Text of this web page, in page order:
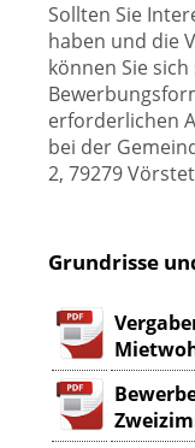
Sollten Sie
haben und die
können Sie
erforderlichen
bei der
2, 79279
Grundrisse